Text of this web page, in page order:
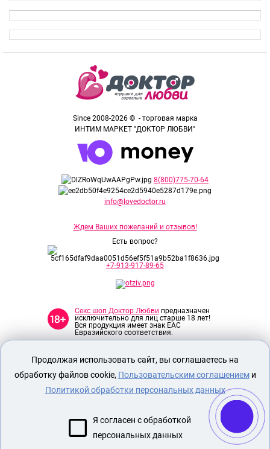
Since 2008-2026 © - торговая марка
ИНТИМ МАРКЕТ "ДОКТОР ЛЮБВИ"
8(800)775-70-64
info@lovedoctor.ru
Ждем Ваших пожеланий и отзывов!
Есть вопрос?
+7-913-917-89-65
Секс шоп Доктор Любви предназначен
исключительно для лиц старше 18 лет!
Вся продукция имеет знак EAC
Евразийского соответствия.
О МАГАЗИНЕ
ОПЛАТА И ДОСТАВКА
СЕКС ИГРУШКИ
ОБУВЬ ДЛЯ СТРИПТИЗА
Продолжая использовать сайт, вы соглашаетесь на
обработку файлов cookie, Пользовательским соглашениеми
Политикой обработки персональных данных
Я согласен с обработкой
персональных данных